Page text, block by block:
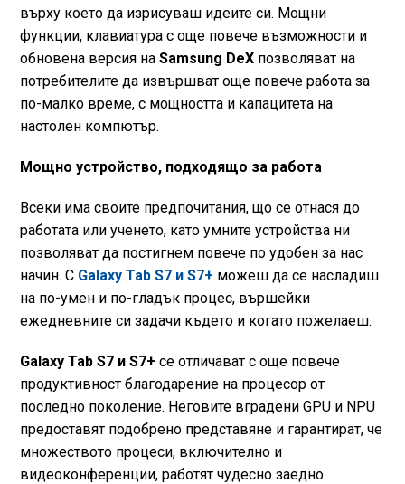
върху което да изрисуваш идеите си. Мощни
функции, клавиатура с още повече възможности и
обновена версия на Samsung DeXпозволяват на
потребителите да извършват още повече работа за
по-малко време, с мощността и капацитета на
настолен компютър.
Мощно устройство, подходящо за работа
Всеки има своите предпочитания, що се отнася до
работата или ученето, като умните устройства ни
позволяват да постигнем повече по удобен за нас
начин. С Galaxy Tab S7 и S7+ можеш да се насладиш
на по-умен и по-гладък процес, вършейки
ежедневните си задачи където и когато пожелаеш.
Galaxy Tab S7 и S7+ се отличават с още повече
продуктивност благодарение на процесор от
последно поколение. Неговите вградени GPU и NPU
предоставят подобрено представяне и гарантират, че
множеството процеси, включително и
видеоконференции, работят чудесно заедно.